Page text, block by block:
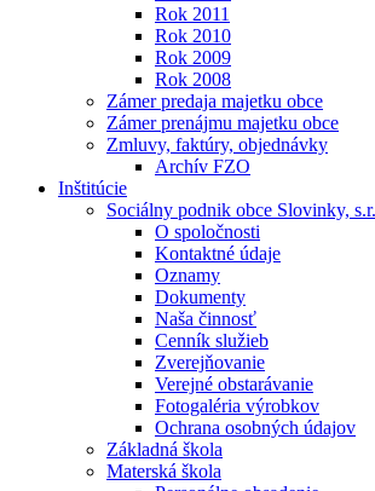
Rok 2011
Rok 2010
Rok 2009
Rok 2008
Zámer predaja majetku obce
Zámer prenájmu majetku obce
Zmluvy, faktúry, objednávky
Archív FZO
Inštitúcie
Sociálny podnik obce Slovinky,
O spoločnosti
Kontaktné údaje
Oznamy
Dokumenty
Naša činnosť
Cenník služieb
Zverejňovanie
Verejné obstarávanie
Fotogaléria výrobkov
Ochrana osobných údajov
Základná škola
Materská škola